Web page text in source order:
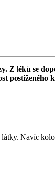
Z léků se
Navíc